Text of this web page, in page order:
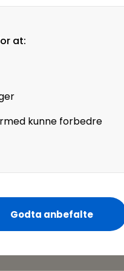
at:
kunne forbedre
Godta anbefalte